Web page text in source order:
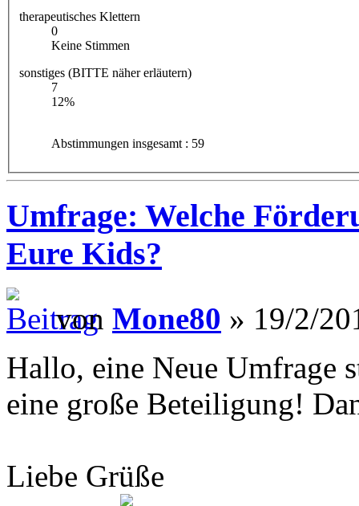
therapeutisches Klettern
0
Keine Stimmen
sonstiges (BITTE näher erläutern)
7
12%
Abstimmungen insgesamt : 59
Umfrage: Welche
Eure Kids?
von Mone80 » 19/2/
Hallo, eine Neue Umfrage
eine große Beteiligung!
Liebe Grüße